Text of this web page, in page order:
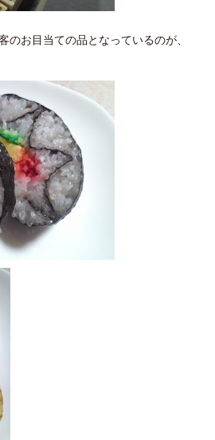
のお目当ての品となっているのが、